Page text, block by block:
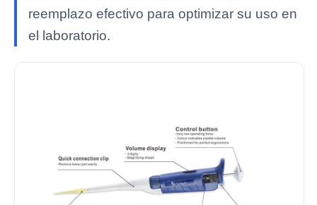
reemplazo efectivo para optimizar su uso en
el laboratorio.